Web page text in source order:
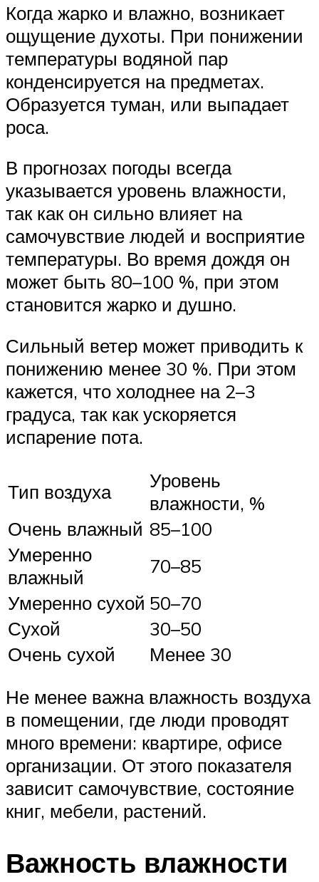
Когда жарко и влажно, возникает
ощущение духоты. При понижении
температуры водяной пар
конденсируется на предметах.
Образуется туман, или выпадает
роса.
В прогнозах погоды всегда
указывается уровень влажности,
так как он сильно влияет на
самочувствие людей и восприятие
температуры. Во время дождя он
может быть 80–100 %, при этом
становится жарко и душно.
Сильный ветер может приводить к
понижению менее 30 %. При этом
кажется, что холоднее на 2–3
градуса, так как ускоряется
испарение пота.
Тип воздуха
Уровень
влажности, %
Очень влажный 85–100
Умеренно
влажный
70–85
Умеренно сухой 50–70
Сухой
30–50
Очень сухой
Менее 30
Не менее важна влажность воздуха
в помещении, где люди проводят
много времени: квартире, офисе
организации. От этого показателя
зависит самочувствие, состояние
книг, мебели, растений.
Важность влажности